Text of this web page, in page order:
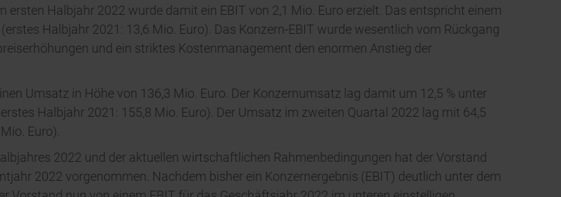
ersten Halbjahr 2022 wurde damit ein EBIT von 2,1 Mio. Euro erzielt. Das entspricht einem
Halbjahr 2021: 13,6 Mio. Euro). Das Konzern-EBIT wurde wesentlich vom Rückgang
und ein striktes Kostenmanagement den enormen Anstieg der
Umsatz in Höhe von 136,3 Mio. Euro. Der Konzernumsatz lag damit um 12,5 % unter
Halbjahr 2021: 155,8 Mio. Euro). Der Umsatz im zweiten Quartal 2022 lag mit 64,5
Euro).
2022 und der aktuellen wirtschaftlichen Rahmenbedingungen hat der Vorstand
2022 vorgenommen. Nachdem bisher ein Konzernergebnis (EBIT) deutlich unter dem